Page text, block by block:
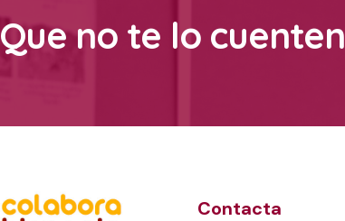
Que no te lo cuenten
Contacta